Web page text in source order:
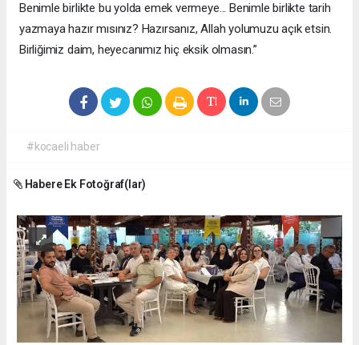
Benimle birlikte bu yolda emek vermeye... Benimle birlikte tarih
yazmaya hazır mısınız? Hazırsanız, Allah yolumuzu açık etsin.
Birliğimiz daim, heyecanımız hiç eksik olmasın.”
#kocaeli haber
Habere Ek Fotoğraf(lar)